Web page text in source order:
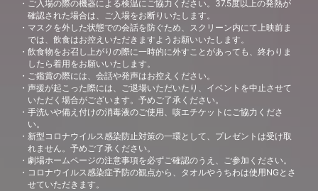
ご入場の際の機器による検温にご協力ください。37.5度以上の発熱が
確認された場合は、ご入場をお断りいたします。
マスクを外した状態での会話を防ぐため、スクリーン内にて上映前ま
では、飲食はお控えいただきますようお願いいたします。
飲食物をお召し上がりの際に一時的に外すことがあっても、終わりま
したら着用をお願いいたします。
ご鑑賞の際には、会話や発声はお控えください。
声援が起こった際には、ご退場いただいたり、イベントを中止させて
いただく場合がございます。予めご了承ください。
手洗いや備え付けの消毒液のご使用、咳エチケットにご協力くださ
い。
新型コロナウイルス感染防止対策の一環として、プレゼントは受け取
れません。予めご了承ください。
劇場ホームページの注意事項を必ずご確認のうえ、ご参加ください。
コロナウイルス感染症予防の観点から、タオルやうちわは使用NGとさ
せていただきます。